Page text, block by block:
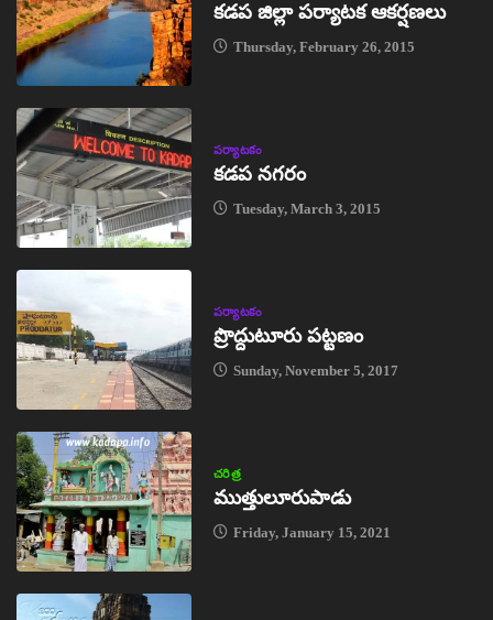
కడప జిల్లా పర్యాటక ఆకర్షణలు
Thursday, February 26, 2015
పర్యాటకం
కడప నగరం
Tuesday, March 3, 2015
పర్యాటకం
ప్రొద్దుటూరు పట్టణం
Sunday, November 5, 2017
చరిత్ర
ముత్తులూరుపాడు
Friday, January 15, 2021